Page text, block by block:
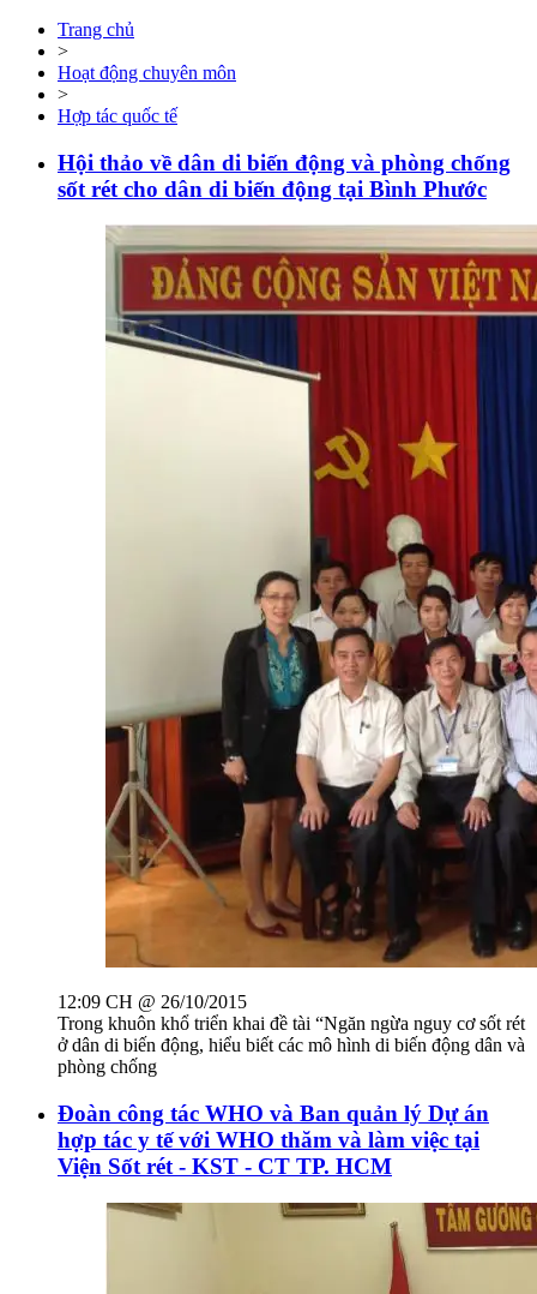
Trang chủ
>
Hoạt động chuyên môn
>
Hợp tác quốc tế
Hội thảo về dân di biến động và phòng chống
sốt rét cho dân di biến động tại Bình Phước
12:09 CH @ 26/10/2015
Trong khuôn khổ triển khai đề tài “Ngăn ngừa nguy cơ sốt rét
ở dân di biến động, hiểu biết các mô hình di biến động dân và
phòng chống
Đoàn công tác WHO và Ban quản lý Dự án
hợp tác y tế với WHO thăm và làm việc tại
Viện Sốt rét - KST - CT TP. HCM